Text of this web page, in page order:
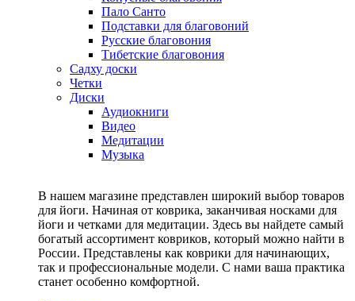
Пало Санто
Подставки для благовоний
Русские благовония
Тибетские благовония
Садху доски
Четки
Диски
Аудиокниги
Видео
Медитации
Музыка
В нашем магазине представлен широкий выбор товаров
для йоги. Начиная от коврика, заканчивая носками для
йоги и четками для медитации. Здесь вы найдете самый
богатый ассортимент ковриков, который можно найти в
России. Представлены как коврики для начинающих,
так и профессиональные модели. С нами ваша практика
станет особенно комфортной.